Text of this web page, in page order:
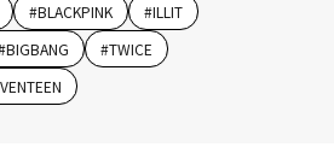
#BLACKPINK #ILLIT
BIGBANG #TWICE